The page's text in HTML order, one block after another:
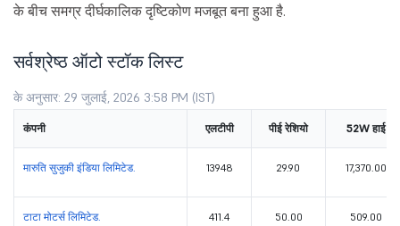
के बीच समग्र दीर्घकालिक दृष्टिकोण मजबूत बना हुआ है.
सर्वश्रेष्ठ ऑटो स्टॉक लिस्ट
के अनुसार: 29 जुलाई, 2026 3:58 PM (IST)
कंपनी एलटीपी पीई रेशियो 52W हाई
मारुति सुजुकी इंडिया लिमिटेड. 13948 29.90 17,370.00
टाटा मोटर्स लिमिटेड. 411.4 50.00 509.00